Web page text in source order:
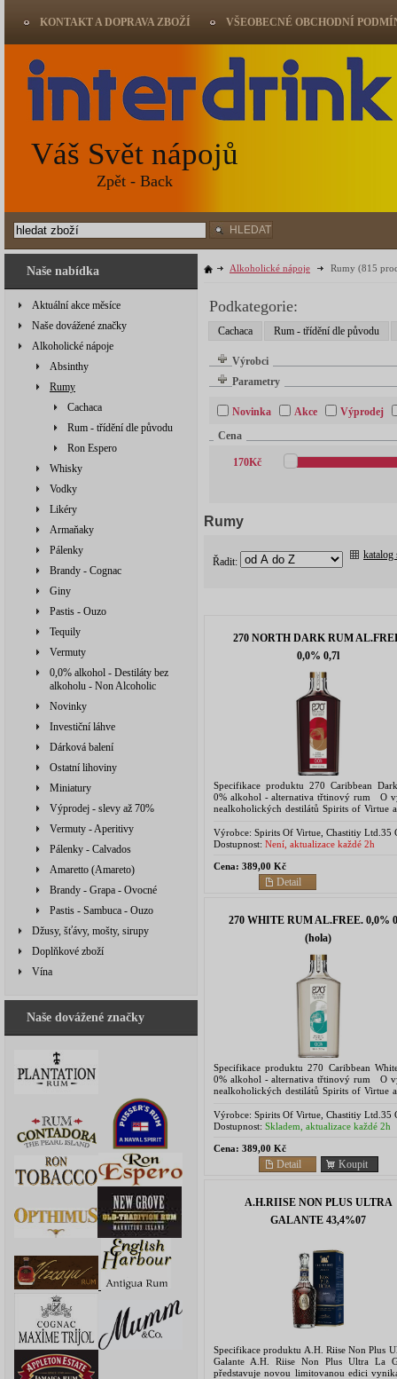
Naše nabídka
Aktuální akce měsíce
Naše dovážené značky
Alkoholické nápoje
Absinthy
Rumy
Cachaca
Rum - třídění dle původu
Ron Espero
Whisky
Vodky
Likéry
Armaňaky
Pálenky
Brandy - Cognac
Giny
Pastis - Ouzo
Tequily
Vermuty
0,0% alkohol - Destiláty bez
alkoholu - Non Alcoholic
Novinky
Investiční láhve
Dárková balení
Ostatní lihoviny
Miniatury
Výprodej - slevy až 70%
Vermuty - Aperitivy
Pálenky - Calvados
Amaretto (Amareto)
Brandy - Grapa - Ovocné
Pastis - Sambuca - Ouzo
Džusy, šťávy, mošty, sirupy
Doplňkové zboží
Vína
Naše dovážené značky
Alkoholické nápoje Rumy (815
Podkategorie:
Cachaca Rum - třídění dle původu
Výrobci
Parametry
Novinka Akce
Výprodej
Cena
170Kč
Rumy
Řadit:
katalog
270 NORTH DARK RUM
0,0% 0,7l
Specifikace produktu 270 Caribbean
0% alkohol - alternativa třtinový rum O
nealkoholických destilátů Spirits of Virtue
Výrobce: Spirits Of Virtue, Chastitiy Ltd.35
Depot Road,Glasgow, UK
Dostupnost: Není, aktualizace každé 2h
Cena: 389,00 Kč
Detail
270 WHITE RUM AL.FREE. 0,0%
(hola)
Specifikace produktu 270 Caribbean
0% alkohol - alternativa třtinový rum O
nealkoholických destilátů Spirits of Virtue
Výrobce: Spirits Of Virtue, Chastitiy Ltd.35
Depot Road,Glasgow, UK
Dostupnost: Skladem, aktualizace každé 2h
Cena: 389,00 Kč
Koupit
Detail
A.H.RIISE NON PLUS ULTRA
GALANTE 43,4%07
Specifikace produktu A.H. Riise Non Plus
Galante A.H. Riise Non Plus Ultra La
představuje novou limitovanou edici
KONTAKT A DOPRAVA ZBOŽÍ VŠEOBECNÉ OBCHODNÍ
Váš Svět nápojů
Zpět - Back
HLEDAT